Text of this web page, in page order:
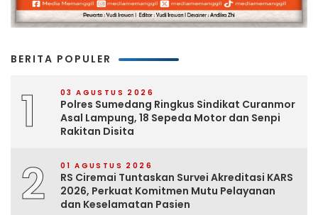
BERITA POPULER
1 03 AGUSTUS 2026
Polres Sumedang Ringkus Sindikat Curanmor
Asal Lampung, 18 Sepeda Motor dan Senpi
Rakitan Disita
2 01 AGUSTUS 2026
RS Ciremai Tuntaskan Survei Akreditasi KARS
2026, Perkuat Komitmen Mutu Pelayanan
dan Keselamatan Pasien